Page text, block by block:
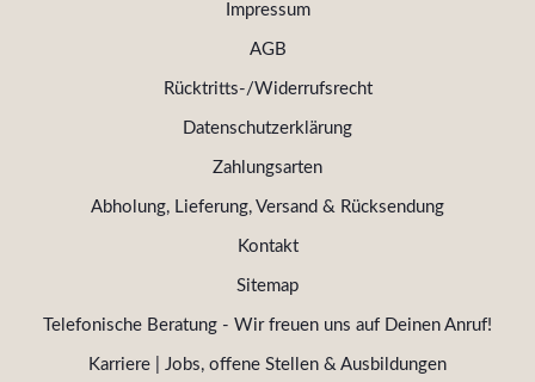
Impressum
AGB
Rücktritts-/Widerrufsrecht
Datenschutzerklärung
Zahlungsarten
Abholung, Lieferung, Versand & Rücksendung
Kontakt
Sitemap
Telefonische Beratung - Wir freuen uns auf Deinen Anruf!
Karriere | Jobs, offene Stellen & Ausbildungen